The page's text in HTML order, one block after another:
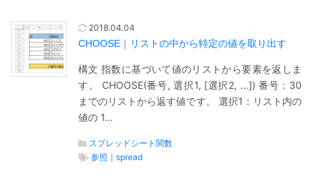
2018.04.04
CHOOSE｜リストの中から特定の値を取り出す
構文 指数に基づいて値のリストから要素を返しま
す。 CHOOSE(番号, 選択1, [選択2, ...]) 番号：30
までのリストから返す値です。 選択1：リスト内の
値の 1…
スプレッドシート関数
参照｜spread